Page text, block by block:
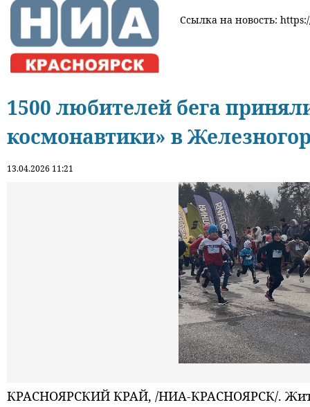
Ссылка на новость:
1500 любителей бега
космонавтики» в
13.04.2026 11:21
КРАСНОЯРСКИЙ КРАЙ, /НИА-КРАСНОЯРСК/.